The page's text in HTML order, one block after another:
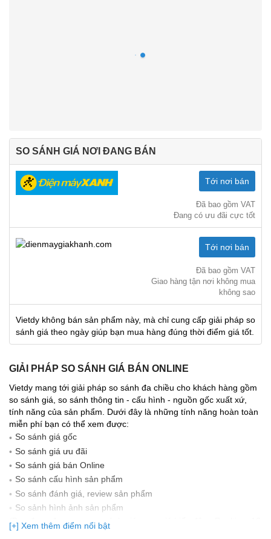
SO SÁNH GIÁ NƠI ĐANG BÁN
Tới nơi bán
Đã bao gồm VAT
Đang có ưu đãi cực tốt
Tới nơi bán
Đã bao gồm VAT
Giao hàng tận nơi không mua
không sao
Vietdy không bán sản phẩm này, mà chỉ cung cấp giải pháp so
sánh giá theo ngày giúp bạn mua hàng đúng thời điểm giá tốt.
GIẢI PHÁP SO SÁNH GIÁ BÁN ONLINE
Vietdy mang tới giải pháp so sánh đa chiều cho khách hàng gồm
so sánh giá, so sánh thông tin - cấu hình - nguồn gốc xuất xứ,
tính năng của sản phẩm. Dưới đây là những tính năng hoàn toàn
miễn phí bạn có thể xem được:
So sánh giá gốc
So sánh giá ưu đãi
So sánh giá bán Online
So sánh cấu hình sản phẩm
So sánh đánh giá, review sản phẩm
So sảnh hình ảnh sản phẩm
(Bạn đang được xem so sánh giá, xem giá biến động Realtime 10
lần cập nhật gần nhất)
[+] Xem thêm điểm nổi bật